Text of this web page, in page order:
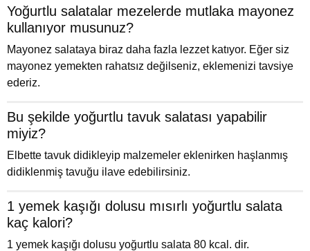
Yoğurtlu salatalar mezelerde mutlaka mayonez
kullanıyor musunuz?
Mayonez salataya biraz daha fazla lezzet katıyor. Eğer siz
mayonez yemekten rahatsız değilseniz, eklemenizi tavsiye
ederiz.
Bu şekilde yoğurtlu tavuk salatası yapabilir
miyiz?
Elbette tavuk didikleyip malzemeler eklenirken haşlanmış
didiklenmiş tavuğu ilave edebilirsiniz.
1 yemek kaşığı dolusu mısırlı yoğurtlu salata
kaç kalori?
1 yemek kaşığı dolusu yoğurtlu salata 80 kcal. dir.